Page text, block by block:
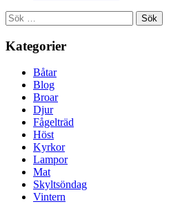
Sök
efter:
Kategorier
Båtar
Blog
Broar
Djur
Fågelträd
Höst
Kyrkor
Lampor
Mat
Skyltsöndag
Vintern